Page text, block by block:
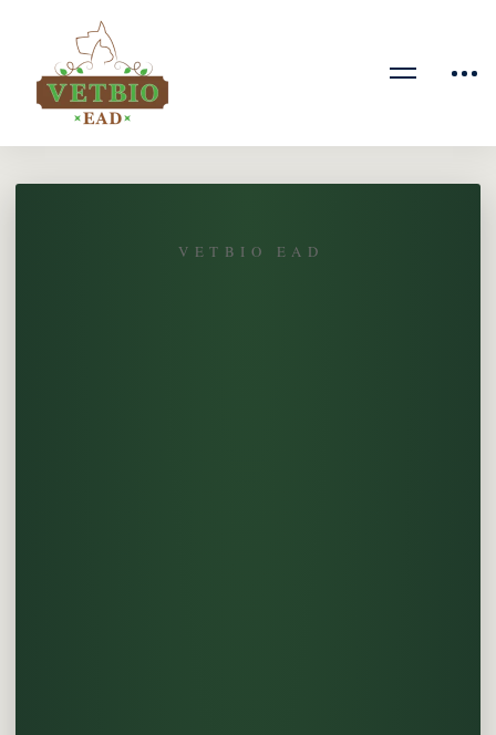
VETBIO EAD